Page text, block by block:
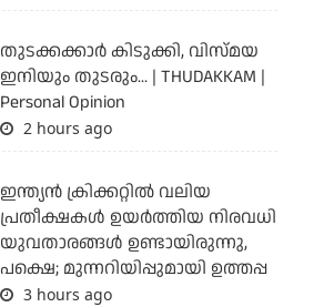
തുടക്കക്കാര്‍ കിടുക്കി, വിസ്മയ
ഇനിയും തുടരും... | THUDAKKAM |
Personal Opinion
2 hours ago
ഇന്ത്യന്‍ ക്രിക്കറ്റില്‍ വലിയ
പ്രതീക്ഷകള്‍ ഉയര്‍ത്തിയ നിരവധി
യുവതാരങ്ങള്‍ ഉണ്ടായിരുന്നു,
പക്ഷെ; മുന്നറിയിപ്പുമായി ഉത്തപ്പ
3 hours ago